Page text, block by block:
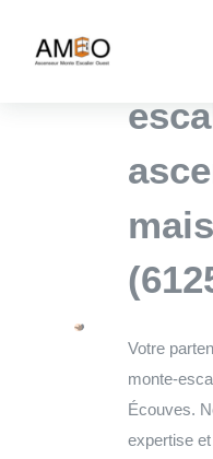
Votre
monte-
Écouves.
expertise